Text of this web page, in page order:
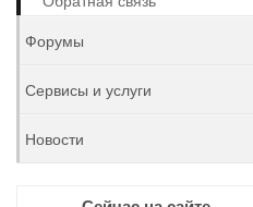
Форумы
Сервисы и услуги
Новости